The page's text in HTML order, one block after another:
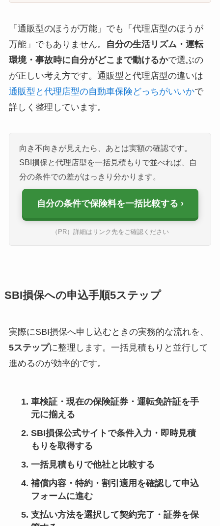
「通販型のほうが万能」でも「代理店型のほうが
万能」でもありません。
自分の生活リズム・運転
環境・事故時に自分がどこまで動けるかで選ぶの
が正しい考え方です。通販型と代理店型の違いは
通販型と代理店型の自動車保険どっちがいいかで
詳しく整理しています。
向き不向きが見えたら、あとは実額の確認です。
SBI損保と代理店型を一括見積もりで並べれば、自
分の条件での差がはっきり分かります。
自分の条件で保険料を一括比較する
（PR）詳細はリンク先をご確認ください
SBI損保への申込手順5ステップ
実際にSBI損保へ申し込むときの実務的な流れを、
5ステップに整理します。一括見積もりと並行して
進めるのが効率的です。
車検証・現在の保険証券・運転免許証を手
元に揃える
SBI損保公式サイトで条件入力・即時見積
もりを取得する
一括見積もりで他社と比較する
補償内容・特約・割引適用を確認して申込
フォームに進む
支払い方法を選択して契約完了・証券を保